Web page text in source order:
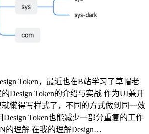
Token，最近也在B站学习了草帽老
Design Token的介绍与实战 作为UI兼开
懒得写样式了，不同的方式做到同一效
Token也能减少一部分重复的工作
的理解 在我的理解Design…